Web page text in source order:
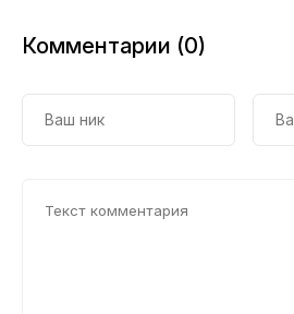
Комментарии (0)